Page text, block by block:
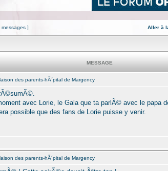
messages ] Aller à
MESSAGE
des parents-hÃ´pital de Margency
avec Lorie, le Gala que ta parlÃ© avec le papa
possible que des fans de Lorie puisse y venir.
des parents-hÃ´pital de Margency